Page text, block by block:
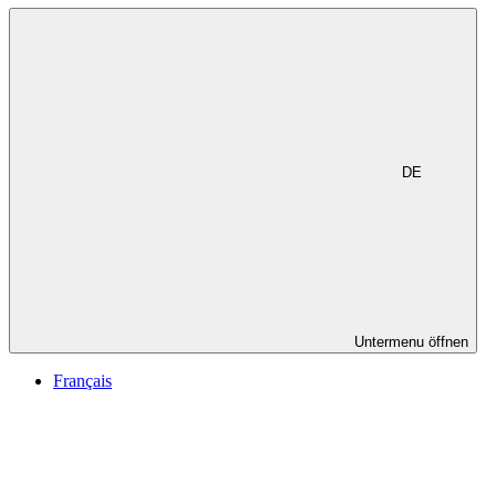
DE
Untermenu öffnen
Français